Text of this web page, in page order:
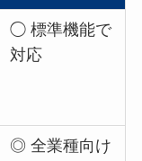
◯ 標準機能で
対応
◎ 全業種向け